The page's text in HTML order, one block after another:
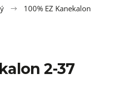
100% EZ Kanekalon
2-37